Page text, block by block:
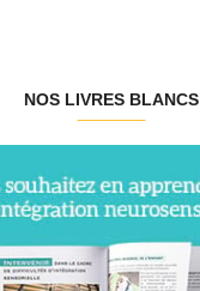
NOS LIVRES BLANCS